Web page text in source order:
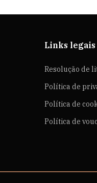
Links legais
Resolução de
Política de
Política de
Política de